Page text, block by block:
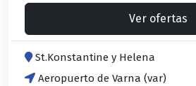
Ver ofertas
St.Konstantine y Helena
Aeropuerto de Varna (var)